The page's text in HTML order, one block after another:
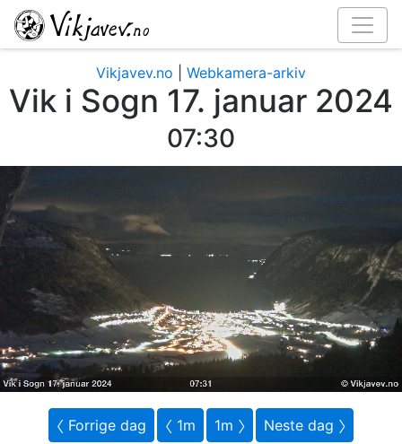
Vikjavev.no Webkamera-arkiv
Vik i Sogn 17. januar 2024
07:33
〈 Forrige dag 〈 1m 1m 〉 Neste dag 〉